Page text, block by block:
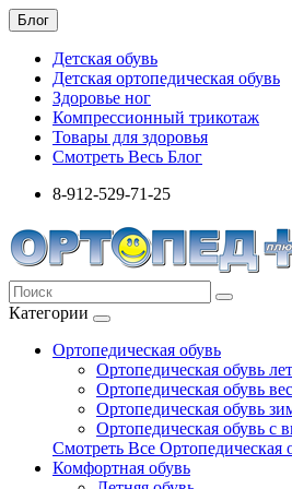
Блог
Детская обувь
Детская ортопедическая обувь
Здоровье ног
Компрессионный трикотаж
Товары для здоровья
Смотреть Весь Блог
8-912-529-71-25
Категории
Ортопедическая обувь
Ортопедическая обувь
Ортопедическая обувь
Ортопедическая обувь
Ортопедическая обувь с
Смотреть Все Ортопедическая
Комфортная обувь